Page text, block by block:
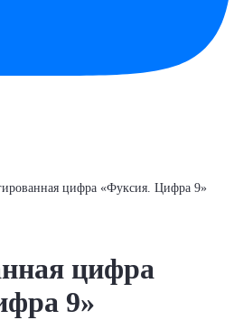
цифра «Фуксия. Цифра 9»
цифра
9»